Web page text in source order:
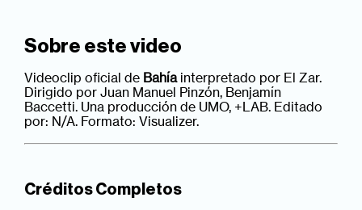
Sobre este video
Videoclip oficial de Bahíainterpretado por El Zar.
Dirigido por Juan Manuel Pinzón, Benjamín
Baccetti. Una producción de UMO, +LAB. Editado
por: N/A. Formato: Visualizer.
Créditos Completos